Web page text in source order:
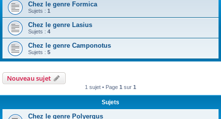
Chez le genre Formica
Sujets : 1
Chez le genre Lasius
Sujets : 4
Chez le genre Camponotus
Sujets : 5
Nouveau sujet
1 sujet • Page 1 sur 1
Sujets
Chez le genre Polyergus